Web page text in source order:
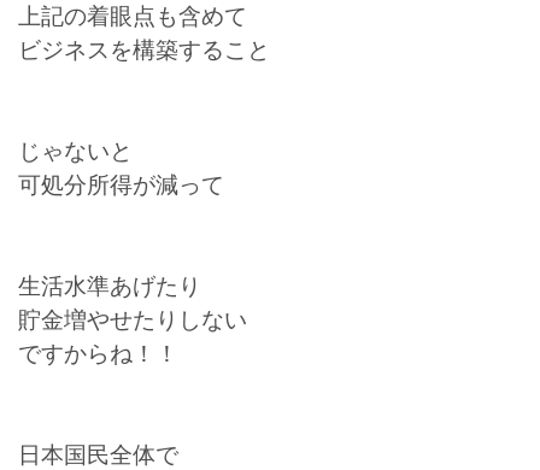
上記の着眼点も含めて
ビジネスを構築すること
じゃないと
可処分所得が減って
生活水準あげたり
貯金増やせたりしない
ですからね！！
日本国民全体で